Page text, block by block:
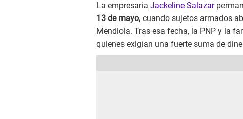
La empresaria Jackeline Salazar
13 de mayo, cuando sujetos armados
Mendiola. Tras esa fecha, la PNP y la
quienes exigían una fuerte suma de